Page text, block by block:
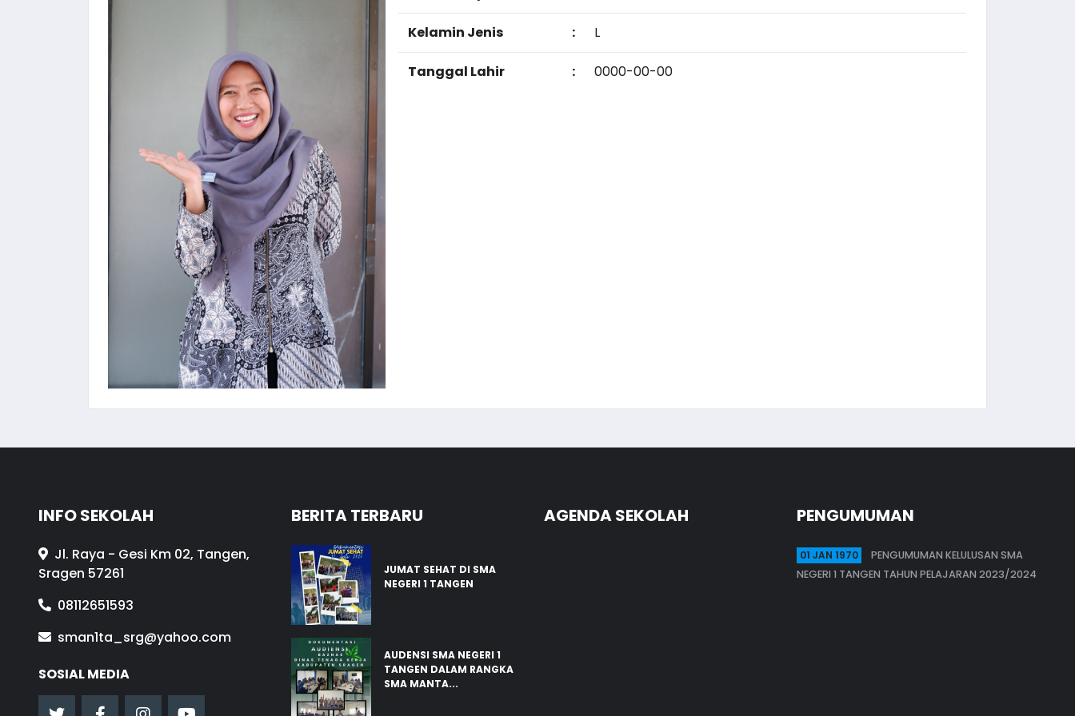
Kelamin Jenis : L
Tanggal Lahir : 0000-00-00
INFO SEKOLAH
Jl. Raya - Gesi Km 02, Tangen,
Sragen 57261
08112651593
sman1ta_srg@yahoo.com
SOSIAL MEDIA
BERITA TERBARU
JUMAT SEHAT DI SMA
NEGERI 1 TANGEN
AUDENSI SMA NEGERI 1
TANGEN DALAM RANGKA
SMA MANTA...
AGENDA SEKOLAH PENGUMUMAN
01 JAN 1970
PENGUMUMAN KELULUSAN SMA
NEGERI 1 TANGEN TAHUN PELAJARAN 2023/2024